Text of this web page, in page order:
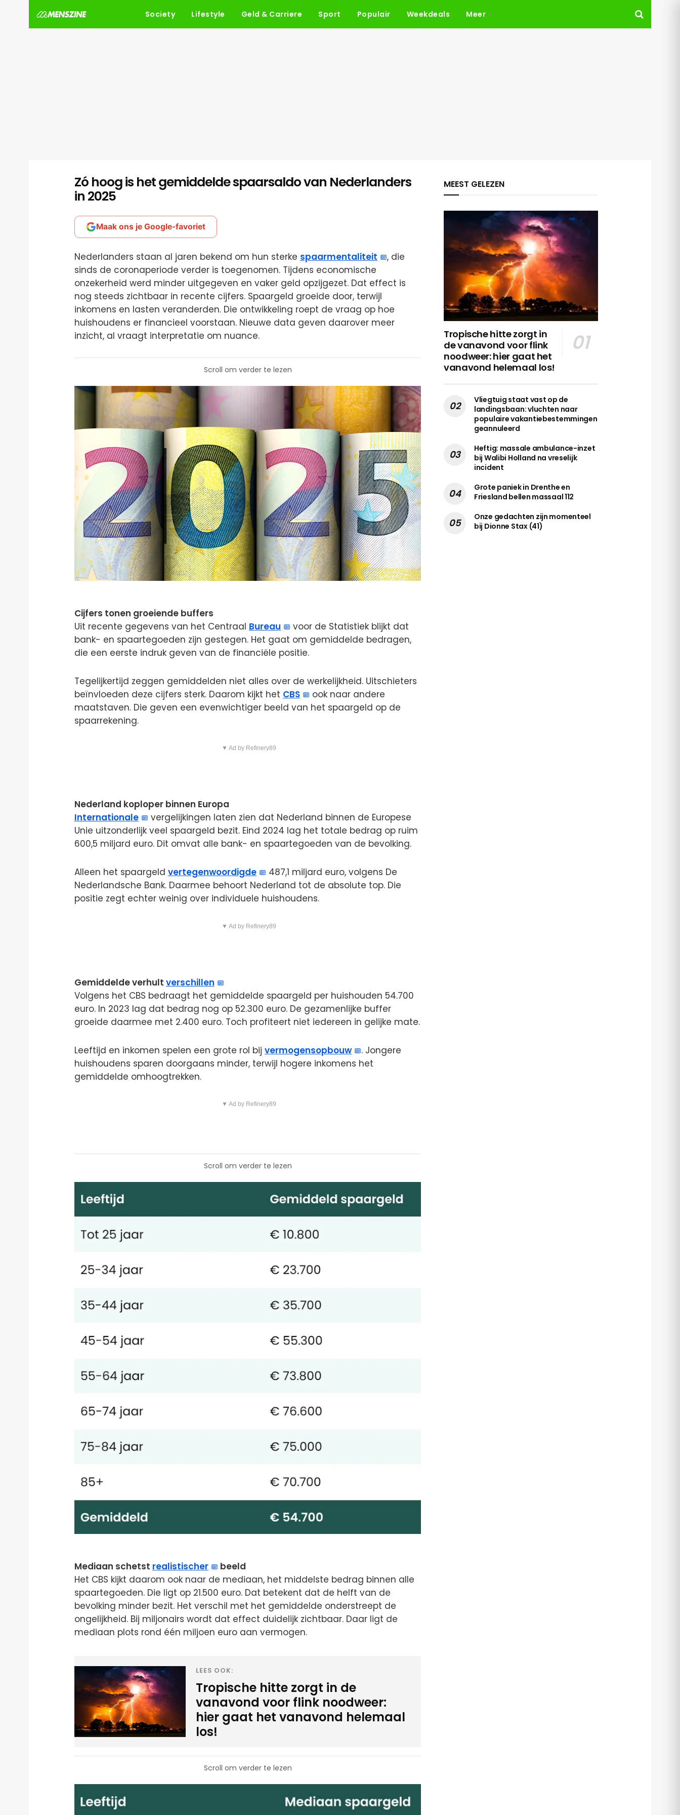
Society Lifestyle Geld & Carriere Sport Populair Weekdeals Meer
Zó hoog is het gemiddelde spaarsaldo van Nederlanders
in 2025
Maak ons je Google-favoriet
Nederlanders staan al jaren bekend om hun sterke spaarmentaliteit
, die
sinds de coronaperiode verder is toegenomen. Tijdens economische
onzekerheid werd minder uitgegeven en vaker geld opzijgezet. Dat effect is
nog steeds zichtbaar in recente cijfers. Spaargeld groeide door, terwijl
inkomens en lasten veranderden. Die ontwikkeling roept de vraag op hoe
huishoudens er financieel voorstaan. Nieuwe data geven daarover meer
inzicht, al vraagt interpretatie om nuance.
Scroll om verder te lezen
Cijfers tonen groeiende buffers
Uit recente gegevens van het Centraal Bureau
voor de Statistiek blijkt dat
bank- en spaartegoeden zijn gestegen. Het gaat om gemiddelde bedragen,
die een eerste indruk geven van de financiële positie.
Tegelijkertijd zeggen gemiddelden niet alles over de werkelijkheid. Uitschieters
beïnvloeden deze cijfers sterk. Daarom kijkt het CBS
ook naar andere
maatstaven. Die geven een evenwichtiger beeld van het spaargeld op de
spaarrekening.
▼ Ad by Refinery89
Nederland koploper binnen Europa
Internationale
vergelijkingen laten zien dat Nederland binnen de Europese
Unie uitzonderlijk veel spaargeld bezit. Eind 2024 lag het totale bedrag op ruim
600,5 miljard euro. Dit omvat alle bank- en spaartegoeden van de bevolking.
Alleen het spaargeld vertegenwoordigde
487,1 miljard euro, volgens De
Nederlandsche Bank. Daarmee behoort Nederland tot de absolute top. Die
positie zegt echter weinig over individuele huishoudens.
▼ Ad by Refinery89
Gemiddelde verhult verschillen
Volgens het CBS bedraagt het gemiddelde spaargeld per huishouden 54.700
euro. In 2023 lag dat bedrag nog op 52.300 euro. De gezamenlijke buffer
groeide daarmee met 2.400 euro. Toch profiteert niet iedereen in gelijke mate.
Leeftijd en inkomen spelen een grote rol bij vermogensopbouw
. Jongere
huishoudens sparen doorgaans minder, terwijl hogere inkomens het
gemiddelde omhoogtrekken.
▼ Ad by Refinery89
Scroll om verder te lezen
Mediaan schetst realistischer
beeld
Het CBS kijkt daarom ook naar de mediaan, het middelste bedrag binnen alle
spaartegoeden. Die ligt op 21.500 euro. Dat betekent dat de helft van de
bevolking minder bezit. Het verschil met het gemiddelde onderstreept de
ongelijkheid. Bij miljonairs wordt dat effect duidelijk zichtbaar. Daar ligt de
mediaan plots rond één miljoen euro aan vermogen.
LEES OOK:
Tropische hitte zorgt in de
vanavond voor flink noodweer:
hier gaat het vanavond helemaal
los!
Scroll om verder te lezen
MEEST GELEZEN
Tropische hitte zorgt in
de vanavond voor flink
noodweer: hier gaat het
vanavond helemaal los!
Vliegtuig staat vast op de
landingsbaan: vluchten naar
populaire vakantiebestemmingen
geannuleerd
Heftig: massale ambulance-inzet
bij Walibi Holland na vreselijk
incident
Grote paniek in Drenthe en
Friesland bellen massaal 112
Onze gedachten zijn momenteel
bij Dionne Stax (41)